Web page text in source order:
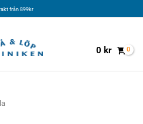
från 899kr
0 kr